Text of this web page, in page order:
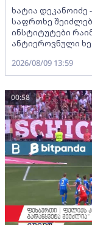
ხატია დეკანოიძე
საფრთხე
ინსტიტუტები
ანტიეროვნული
2026/08/09 13:59
00:58